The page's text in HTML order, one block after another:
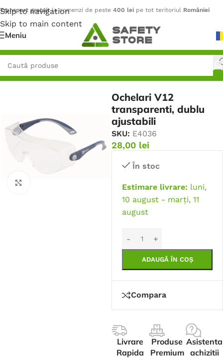
Skip to navigation
Skip to main content
Transport gratuitla comenzi de peste 400 lei pe tot teritoriul României
Meniu
Prima pagină/Protecție pentru ochi Ochelari de protecție
Ochelari V12
transparenti, dublu
ajustabili
SKU: E4036
28,00 lei
În stoc
Estimare livrare: luni,
10 august - marți, 11
august
ADAUGĂ ÎN COȘ
Compara
Livrare
Rapida
Produse
Premium
Asistenta
achizitii